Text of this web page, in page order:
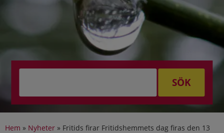
SÖK
Hem » Nyheter » Fritids firar Fritidshemmets dag firas den 13